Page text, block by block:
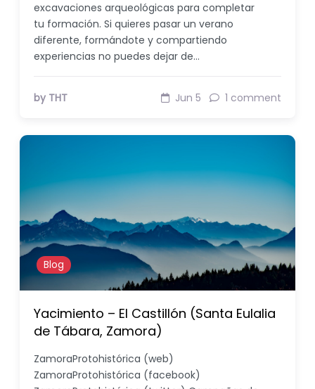
excavaciones arqueológicas para completar
tu formación. Si quieres pasar un verano
diferente, formándote y compartiendo
experiencias no puedes dejar de…
by THT Jun 5 1 comment
Blog
Yacimiento – El Castillón (Santa Eulalia
de Tábara, Zamora)
ZamoraProtohistórica (web)
ZamoraProtohistórica (facebook)